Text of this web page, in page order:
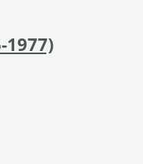
1977)